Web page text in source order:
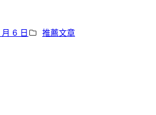
6 日 推薦文章